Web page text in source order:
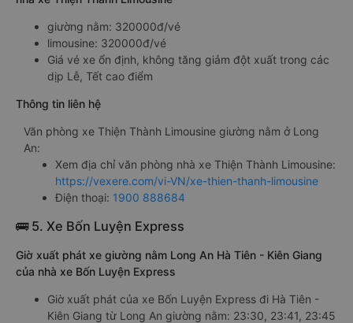
giường nằm: 320000đ/vé
limousine: 320000đ/vé
Giá vé xe ổn định, không tăng giảm đột xuất trong các
dịp Lễ, Tết cao điểm
Thông tin liên hệ
Văn phòng xe Thiện Thành Limousine giường nằm ở Long
An:
Xem địa chỉ văn phòng nhà xe Thiện Thành Limousine:
https://vexere.com/vi-VN/xe-thien-thanh-limousine
Điện thoại: 1900 888684
🚌 5. Xe Bốn Luyện Express
Giờ xuất phát xe giường nằm Long An Hà Tiên - Kiên Giang
của nhà xe Bốn Luyện Express
Giờ xuất phát của xe Bốn Luyện Express đi Hà Tiên -
Kiên Giang từ Long An giường nằm: 23:30, 23:41, 23:45